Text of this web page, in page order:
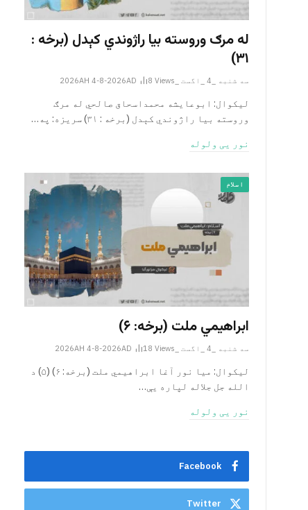
له مرګ وروسته بیا راژوندي کېدل (برخه :
۳۱)
سه شنبه _4 _اگست _2026AH 4-8-2026AD 8 Views
لیکوال: ابوعایشه محمداسحاق صالحي له مرګ
وروسته بیا راژوندي کېدل (برخه : ۳۱) سریزه: په…
نور یی ولوله
اسلام
ابراهيمي ملت (برخه: ۶)
سه شنبه _4 _اگست _2026AH 4-8-2026AD 18 Views
ليکوال: میا نور آغا ابراهيمي ملت (برخه: ۶) (۵) د
الله جل جلاله لپاره یې…
نور یی ولوله
Facebook
Twitter